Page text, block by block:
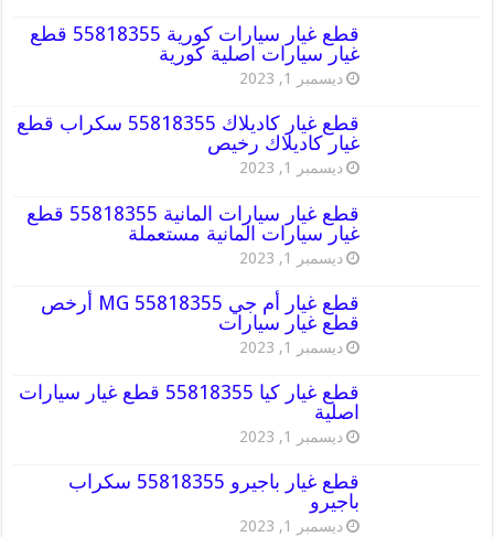
قطع غيار سيارات كورية 55818355 قطع
غيار سيارات اصلية كورية
ديسمبر 1, 2023
قطع غيار كاديلاك 55818355 سكراب قطع
غيار كاديلاك رخيص
ديسمبر 1, 2023
قطع غيار سيارات المانية 55818355 قطع
غيار سيارات المانية مستعملة
ديسمبر 1, 2023
قطع غيار أم جي MG 55818355 أرخص
قطع غيار سيارات
ديسمبر 1, 2023
قطع غيار كيا 55818355 قطع غيار سيارات
اصلية
ديسمبر 1, 2023
قطع غيار باجيرو 55818355 سكراب
باجيرو
ديسمبر 1, 2023